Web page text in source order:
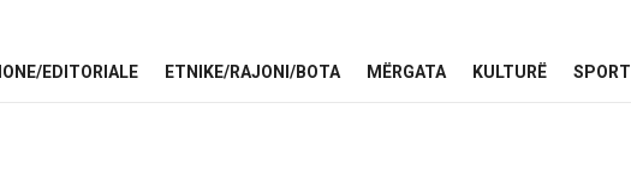
EDITORIALE ETNIKE/RAJONI/BOTA MËRGATA KULTURË SPORT